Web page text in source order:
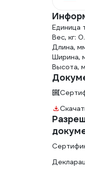
Единица
Вес, кг:
Длина,
Ширина,
Высота,